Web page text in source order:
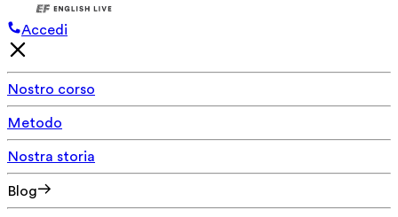
Accedi
Nostro corso
Metodo
Nostra storia
Blog